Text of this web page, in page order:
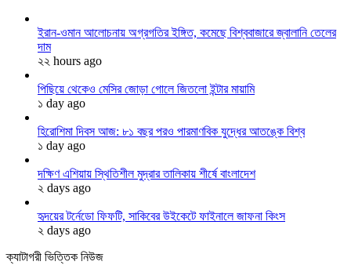
ইরান-ওমান আলোচনায় অগ্রগতির ইঙ্গিত, কমেছে বিশ্ববাজারে জ্বালানি তেলের
দাম
২২ hours ago
পিছিয়ে থেকেও মেসির জোড়া গোলে জিতলো ইন্টার মায়ামি
১ day ago
হিরোশিমা দিবস আজ: ৮১ বছর পরও পারমাণবিক যুদ্ধের আতঙ্কে বিশ্ব
১ day ago
দক্ষিণ এশিয়ায় স্থিতিশীল মুদ্রার তালিকায় শীর্ষে বাংলাদেশ
২ days ago
হৃদয়ের টর্নেডো ফিফটি, সাকিবের উইকেটে ফাইনালে জাফনা কিংস
২ days ago
ক্যাটাগরী ভিত্তিক নিউজ